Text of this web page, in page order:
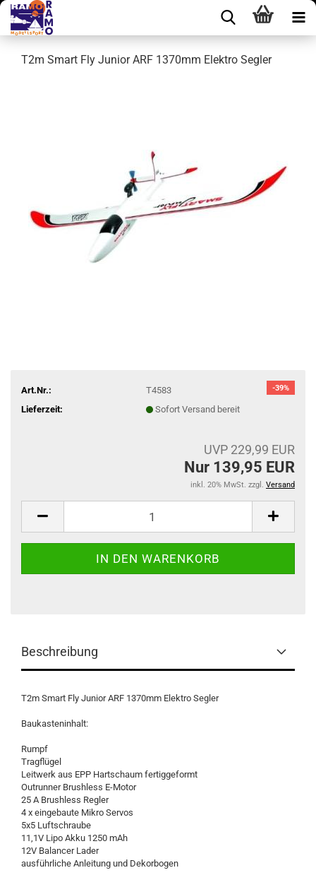
T2m Smart Fly Junior ARF 1370mm Elektro Segler
-39%
Art.Nr.:
T4583
Lieferzeit:
Sofort Versand bereit
UVP 229,99 EUR
Nur 139,95 EUR
inkl. 20% MwSt. zzgl. Versand
Beschreibung
T2m Smart Fly Junior ARF 1370mm Elektro Segler
Baukasteninhalt:
Rumpf
Tragflügel
Leitwerk aus EPP Hartschaum fertiggeformt
Outrunner Brushless E-Motor
25 A Brushless Regler
4 x eingebaute Mikro Servos
5x5 Luftschraube
11,1V Lipo Akku 1250 mAh
12V Balancer Lader
ausführliche Anleitung und Dekorbogen